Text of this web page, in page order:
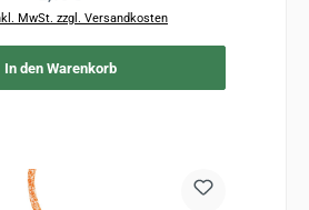
MwSt. zzgl. Versandkosten
In den Warenkorb